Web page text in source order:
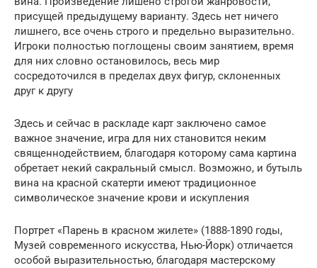
присущей предыдущему варианту. Здесь нет ничего
лишнего, все очень строго и предельно выразительно.
Игроки полностью поглощены своим занятием, время
для них словно остановилось, весь мир
сосредоточился в пределах двух фигур, склоненных
друг к другу
Здесь и сейчас в раскладе карт заключено самое
важное значение, игра для них становится неким
священнодействием, благодаря которому сама картина
обретает некий сакральный смысл. Возможно, и бутыль
вина на красной скатерти имеют традиционное
символическое значение крови и искупления
Портрет «Парень в красном жилете» (1888-1890 годы,
Музей современного искусства, Нью-Йорк) отличается
особой выразительностью, благодаря мастерскому